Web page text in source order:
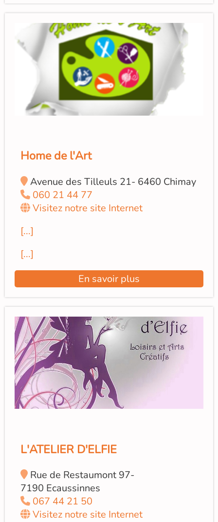
Home de l'Art
Avenue des Tilleuls 21- 6460 Chimay
060 21 44 77
Visitez notre site Internet
[...]
[...]
En savoir plus
L'ATELIER D'ELFIE
Rue de Restaumont 97-
7190 Ecaussinnes
067 44 21 50
Visitez notre site Internet